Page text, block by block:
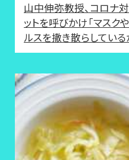
山中伸弥教授、コロナ
ットを呼びかけ「マスク
ルスを撒き散らしている